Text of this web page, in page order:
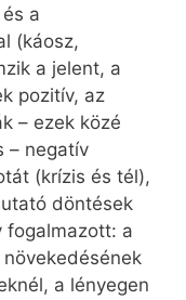
a
(káosz,
a jelent, a
pozitív, az
– ezek közé
– negatív
(krízis és tél),
döntések
fogalmazott: a
a lényegen